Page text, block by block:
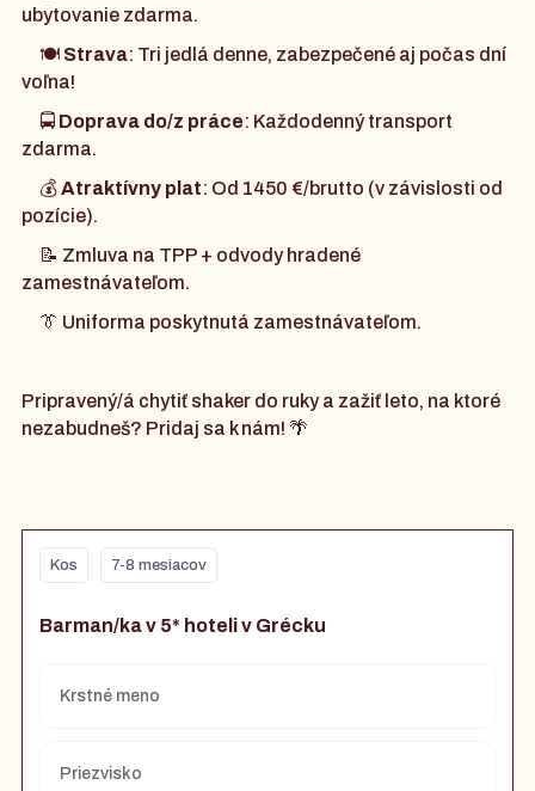
Kos 7-8 mesiacov
Barman/ka v 5* hoteli v Grécku
ubytovanie zdarma.
🍽️ Strava: Tri jedlá denne, zabezpečené aj počas dní
voľna!
🚍 Doprava do/z práce: Každodenný transport
zdarma.
💰Atraktívny plat: Od 1450 €/brutto (v závislosti od
pozície).
📝 Zmluva na TPP + odvody hradené
zamestnávateľom.
👔 Uniforma poskytnutá zamestnávateľom.
Pripravený/á chytiť shaker do ruky a zažiť leto, na ktoré
nezabudneš? Pridaj sa k nám! 🌴